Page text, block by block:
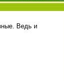
Ведь и